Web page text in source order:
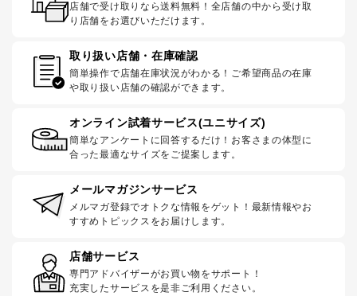
店舗で受け取りなら送料無料！全店舗の中から受け取
り店舗をお選びいただけます。
取り扱い店舗・在庫確認
簡単操作で店舗在庫状況がわかる！ご希望商品の在庫
や取り扱い店舗の確認ができます。
オンライン試着サービス(ユニサイズ)
簡単なアンケートに回答するだけ！お客さまの体型に
合った最適なサイズをご提案します。
メールマガジンサービス
メルマガ登録でオトクな情報をゲット！最新情報やお
すすめトピックスをお届けします。
店舗サービス
専門アドバイザーがお買い物をサポート！
充実したサービスを是非ご利用ください。